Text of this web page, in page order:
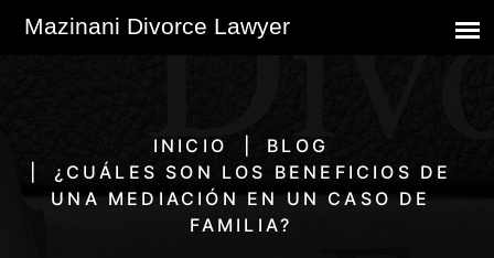
INICIO
BLOG
¿CUÁLES SON LOS BENEFICIOS DE
UNA MEDIACIÓN EN UN CASO DE
FAMILIA?